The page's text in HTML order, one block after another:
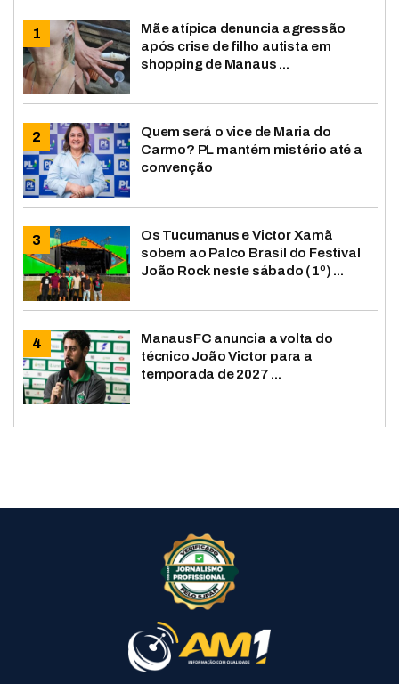
Mãe atípica denuncia agressão
após crise de filho autista em
shopping de Manaus ...
Quem será o vice de Maria do
Carmo? PL mantém mistério até a
convenção
Os Tucumanus e Victor Xamã
sobem ao Palco Brasil do Festival
João Rock neste sábado (1º) ...
ManausFC anuncia a volta do
técnico João Victor para a
temporada de 2027 ...